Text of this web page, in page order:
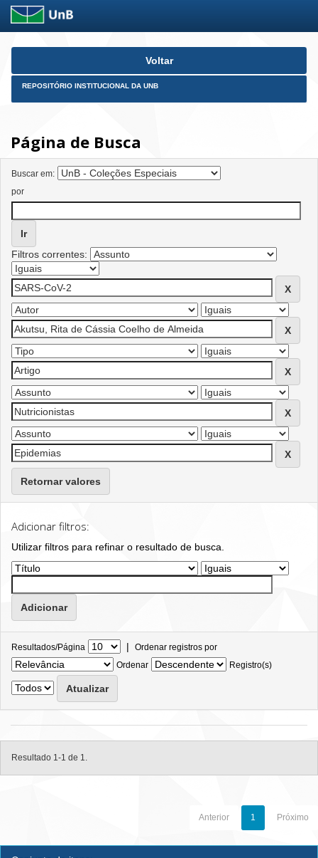
Skip
Voltar
REPOSITÓRIO INSTITUCIONAL DA UNB
Página de Busca
Buscar em:
por
Filtros correntes:
Retornar valores
Adicionar filtros:
Utilizar filtros para refinar o resultado de busca.
Resultados/Página | Ordenar registros por
Ordenar
Registro(s)
Resultado 1-1 de 1.
Anterior 1 Próximo